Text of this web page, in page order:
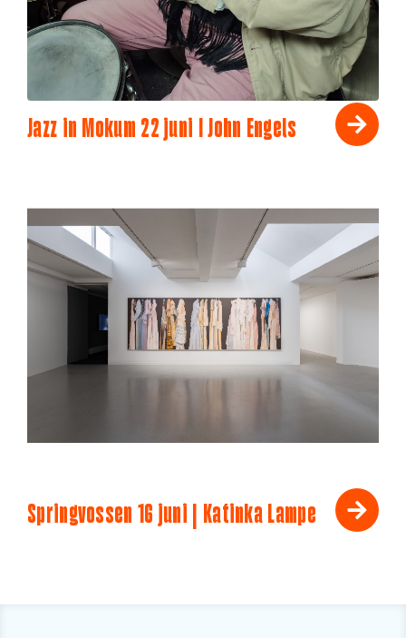
Jazz in Mokum 22 juni I John Engels
Springvossen 16 juni | Katinka Lampe